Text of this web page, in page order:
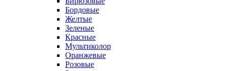
Бордовые
Желтые
Зеленые
Красные
Мультиколор
Оранжевые
Розовые